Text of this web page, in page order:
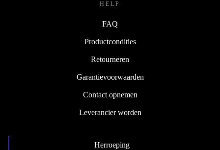
HELP
FAQ
Productcondities
Retourneren
Garantievoorwaarden
Contact opnemen
Leverancier worden
Herroeping